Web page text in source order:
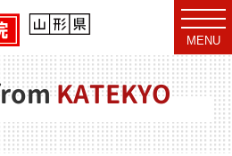
t
o
g
g
l
e
n
v
i
g
MENU
KATEKYO